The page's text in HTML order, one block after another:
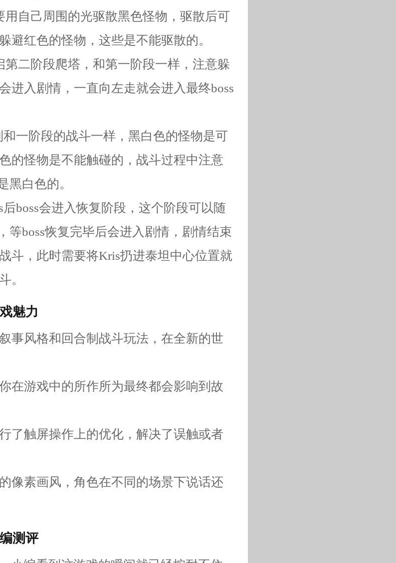
用自己周围的光驱散黑色怪物，驱散后可
避红色的怪物，这些是不能驱散的。
第二阶段爬塔，和第一阶段一样，注意躲
进入剧情，一直向左走就会进入最终boss
和一阶段的战斗一样，黑白色的怪物是可
的怪物是不能触碰的，战斗过程中注意
黑白色的。
boss会进入恢复阶段，这个阶段可以随
等boss恢复完毕后会进入剧情，剧情结束
斗，此时需要将Kris扔进泰坦中心位置就
。
魅力
事风格和回合制战斗玩法，在全新的世
在游戏中的所作所为最终都会影响到故
了触屏操作上的优化，解决了误触或者
像素画风，角色在不同的场景下说话还
测评